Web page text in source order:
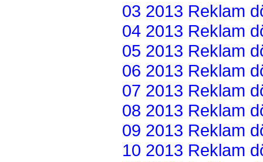
03 2013 Reklam
04 2013 Reklam
05 2013 Reklam
06 2013 Reklam
07 2013 Reklam
08 2013 Reklam
09 2013 Reklam
10 2013 Reklam